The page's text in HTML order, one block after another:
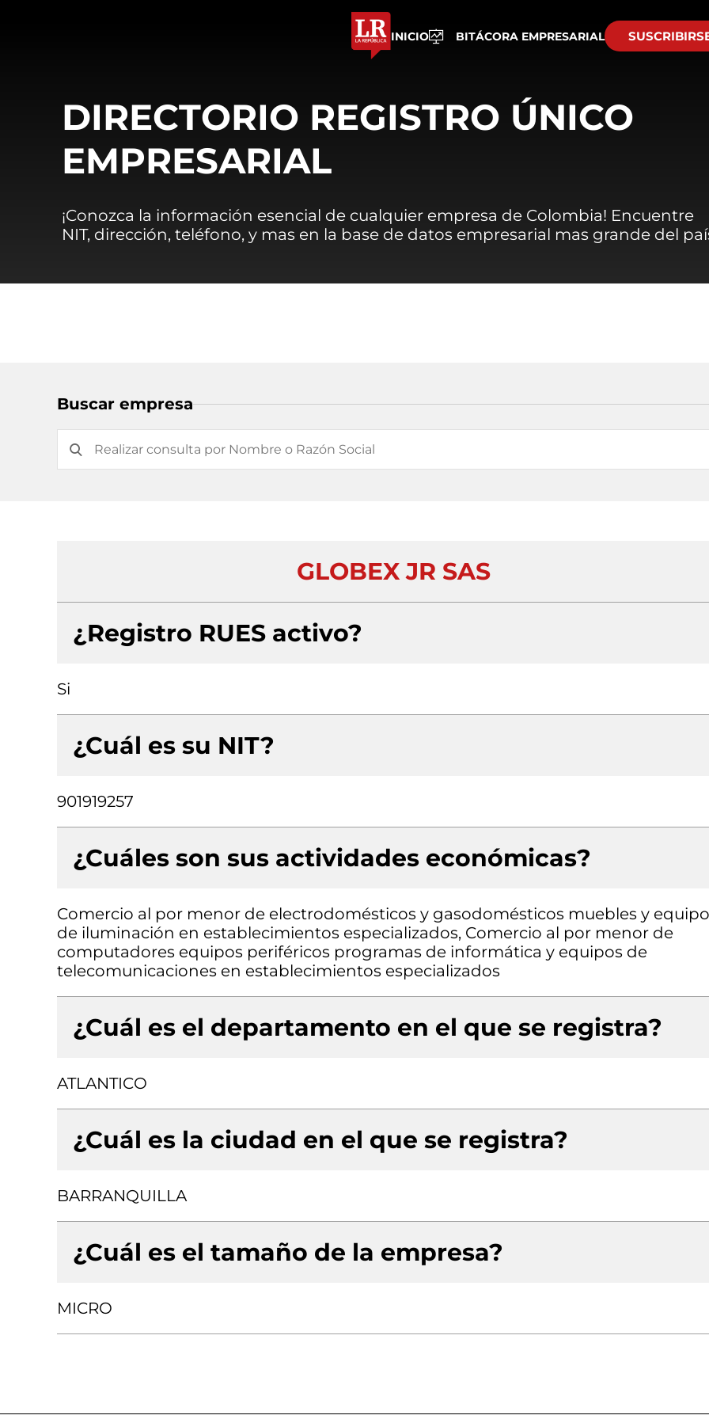
INICIO BITÁCORA EMPRESARIAL
DIRECTORIO REGISTRO ÚNICO
EMPRESARIAL
¡Conozca la información esencial de cualquier empresa de Colombia! Encuentre
NIT, dirección, teléfono, y mas en la base de datos empresarial mas grande del
Buscar empresa
GLOBEX JR SAS
¿Registro RUES activo?
Si
¿Cuál es su NIT?
901919257
¿Cuáles son sus actividades económicas?
Comercio al por menor de electrodomésticos y gasodomésticos muebles y
de iluminación en establecimientos especializados, Comercio al por menor de
computadores equipos periféricos programas de informática y equipos de
telecomunicaciones en establecimientos especializados
¿Cuál es el departamento en el que se registra?
ATLANTICO
¿Cuál es la ciudad en el que se registra?
BARRANQUILLA
¿Cuál es el tamaño de la empresa?
MICRO